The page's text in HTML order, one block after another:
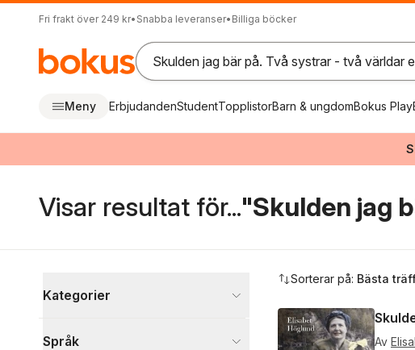
Fri frakt över 249 kr• Snabba leveranser• Billiga böcker
Meny ErbjudandenStudentTopplistorBarn & ungdomBokus Play
Visar resultat för..."Skulden jag
Kategorier
Språk
Sorterar på: Bästa
Av